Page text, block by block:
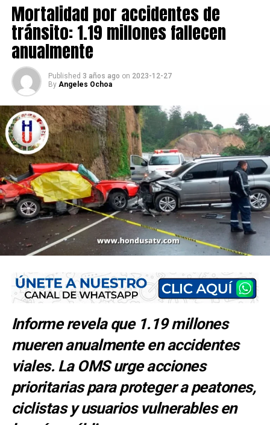
Mortalidad por accidentes de
tránsito: 1.19 millones fallecen
anualmente
Published 3 años ago on 2023-12-27
By Angeles Ochoa
Informe revela que 1.19 millones
mueren anualmente en accidentes
viales. La OMS urge acciones
prioritarias para proteger a peatones,
ciclistas y usuarios vulnerables en